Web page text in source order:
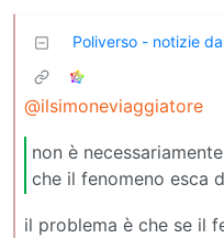
Poliverso - notizie
@ilsimoneviaggiatore
non è
che il fenomeno esca
il problema è che se il